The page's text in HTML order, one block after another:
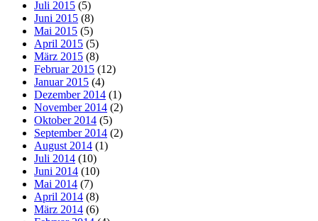
Juli 2015 (5)
Juni 2015 (8)
Mai 2015 (5)
April 2015 (5)
März 2015 (8)
Februar 2015 (12)
Januar 2015 (4)
Dezember 2014 (1)
November 2014 (2)
Oktober 2014 (5)
September 2014 (2)
August 2014 (1)
Juli 2014 (10)
Juni 2014 (10)
Mai 2014 (7)
April 2014 (8)
März 2014 (6)